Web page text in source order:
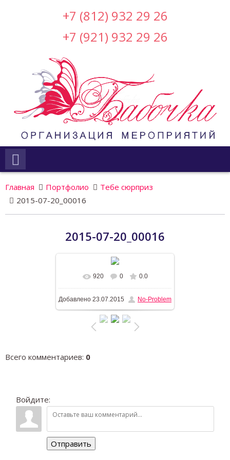
+7 (812) 932 29 26
+7 (921) 932 29 26
Главная Портфолио
Тебе сюрприз
2015-07-20_00016
2015-07-20_00016
В реальном размере 1200x900
279.4Kb
920 0 0.0
Добавлено 23.07.2015 No-Problem
Всего комментариев: 0
Войдите:
Отправить